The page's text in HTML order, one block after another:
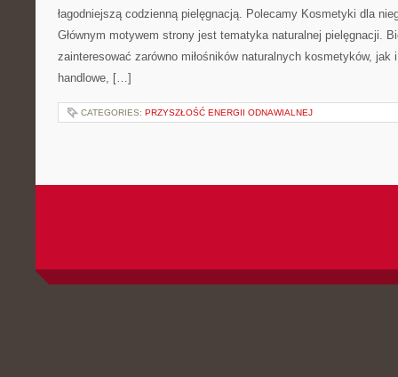
łagodniejszą codzienną pielęgnacją. Polecamy Kosmetyki dla
Głównym motywem strony jest tematyka naturalnej pielęgnacji.
zainteresować zarówno miłośników naturalnych kosmetyków, jak
handlowe, […]
CATEGORIES: PRZYSZŁOŚĆ ENERGII ODNAWIALNEJ